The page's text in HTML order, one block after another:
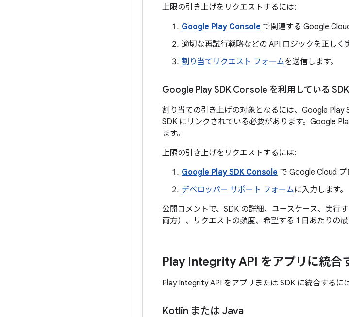
上限の引き上げをリクエストするには:
Google Play Console で関連する Google
適切な再試行戦略などの API ロジックを正しく
割り当てリクエスト フォームを送信します。
Google Play SDK Console を利用している
割り当ての引き上げの対象となるには、Google Play
SDK にリンクされている必要があります。Google
ます。
上限の引き上げをリクエストするには:
Google Play SDK Console で Google Cloud プ
デベロッパー サポート フォームに入力します。
公開コメントで、SDK の詳細、ユースケース、実行
両方）、リクエストの頻度、希望する 1 日あたりの
Play Integrity API をアプリに統合
Play Integrity API をアプリまたは SDK に統合するに
Kotlin または Java